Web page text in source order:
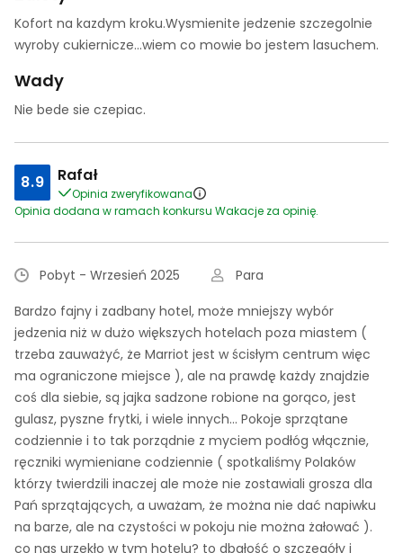
Kofort na kazdym kroku.Wysmienite jedzenie szczegolnie
wyroby cukiernicze...wiem co mowie bo jestem lasuchem.
Wady
Nie bede sie czepiac.
8.9 Rafał
Opinia zweryfikowana
Opinia dodana w ramach konkursu Wakacje za opinię.
Pobyt - Wrzesień 2025
Para
Bardzo fajny i zadbany hotel, może mniejszy wybór
jedzenia niż w dużo większych hotelach poza miastem (
trzeba zauważyć, że Marriot jest w ścisłym centrum więc
ma ograniczone miejsce ), ale na prawdę każdy znajdzie
coś dla siebie, są jajka sadzone robione na gorąco, jest
gulasz, pyszne frytki, i wiele innych... Pokoje sprzątane
codziennie i to tak porządnie z myciem podłóg włącznie,
ręczniki wymieniane codziennie ( spotkaliśmy Polaków
którzy twierdzili inaczej ale może nie zostawiali grosza dla
Pań sprzątających, a uważam, że można nie dać napiwku
na barze, ale na czystości w pokoju nie można żałować ).
co nas urzekło w tym hotelu? to dbałość o szczegóły i